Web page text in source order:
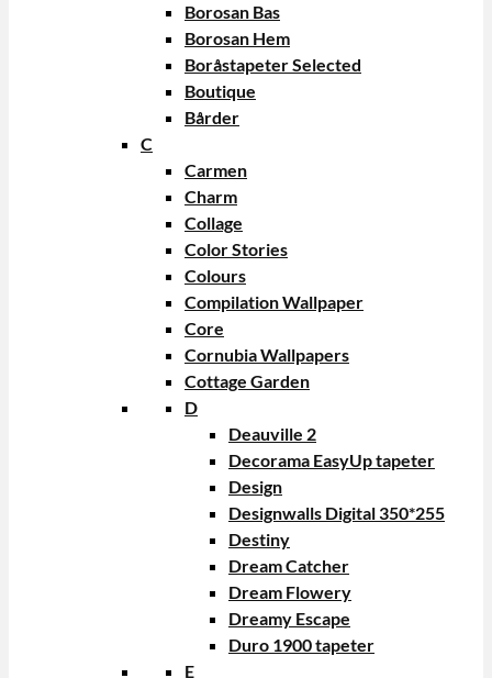
Borosan Bas
Borosan Hem
Boråstapeter Selected
Boutique
Bårder
C
Carmen
Charm
Collage
Color Stories
Colours
Compilation Wallpaper
Core
Cornubia Wallpapers
Cottage Garden
D
Deauville 2
Decorama EasyUp tapeter
Design
Designwalls Digital 350*255
Destiny
Dream Catcher
Dream Flowery
Dreamy Escape
Duro 1900 tapeter
E